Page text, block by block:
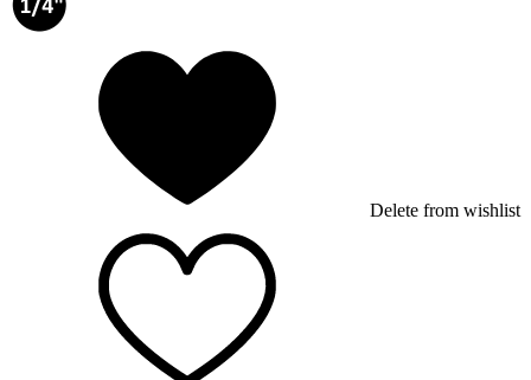
Delete from wishlist